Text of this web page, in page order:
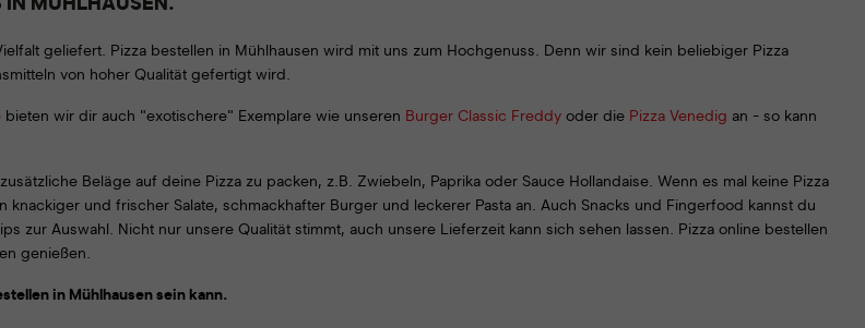
Google Maps
Proven Expert
IN MÜHLHAUSEN.
geliefert. Pizza bestellen in Mühlhausen wird mit uns zum Hochgenuss. Denn wir sind kein beliebiger Pizza
von hoher Qualität gefertigt wird.
bieten wir dir auch "exotischere" Exemplare wie unseren Burger Classic Freddy oder die Pizza Venedig an - so kann
Beläge auf deine Pizza zu packen, z.B. Zwiebeln, Paprika oder Sauce Hollandaise. Wenn es mal keine Pizza
und frischer Salate, schmackhafter Burger und leckerer Pasta an. Auch Snacks und Fingerfood kannst du
zur Auswahl. Nicht nur unsere Qualität stimmt, auch unsere Lieferzeit kann sich sehen lassen. Pizza online bestellen
genießen.
in Mühlhausen sein kann.